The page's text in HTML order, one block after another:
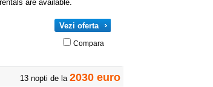
are available.
Vezi oferta
Compara
13 nopti de la 2030 euro